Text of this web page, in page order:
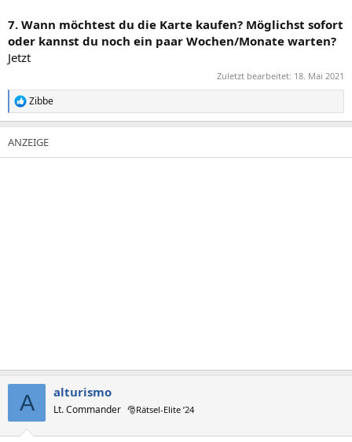
7. Wann möchtest du die Karte kaufen? Möglichst sofort
oder kannst du noch ein paar Wochen/Monate warten?
Jetzt
Zuletzt bearbeitet: 18. Mai 2021
R
e
a
k
t
Zibbe
A alturismo
Lt. Commander 🎅Rätsel-Elite ’24